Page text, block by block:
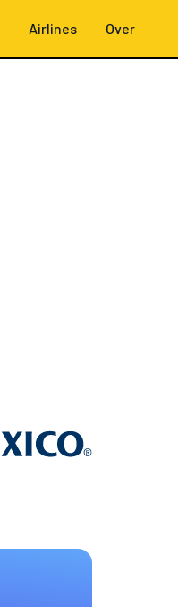
Airlines Over